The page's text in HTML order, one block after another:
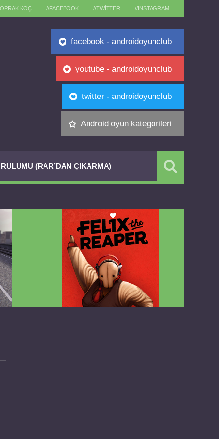
KOÇ //FACEBOOK //TWITTER //INSTAGRAM
facebook - androidoyunclub
youtube - androidoyunclub
twitter - androidoyunclub
Android oyun kategorileri
(RAR’DAN ÇIKARMA)